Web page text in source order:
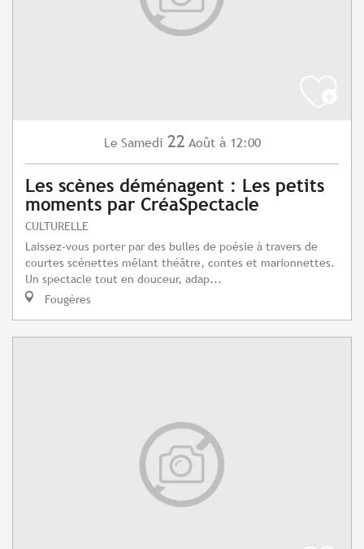
Le Samedi 22 Août à 12:00
Les scènes déménagent : Les petits
moments par CréaSpectacle
CULTURELLE
Laissez-vous porter par des bulles de poésie à travers de
courtes scénettes mêlant théâtre, contes et marionnettes.
Un spectacle tout en douceur, adap...
Fougères